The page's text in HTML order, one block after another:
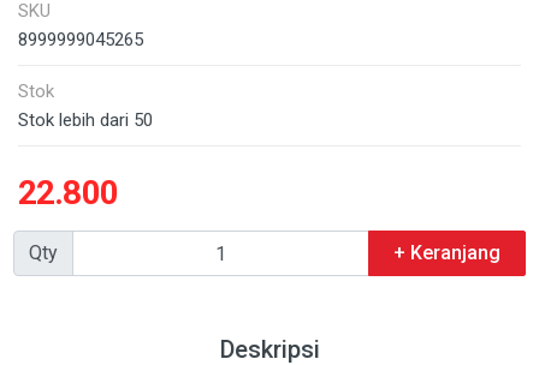
SKU
8999999045265
Stok
Stok lebih dari 50
22.800
Qty + Keranjang
Deskripsi